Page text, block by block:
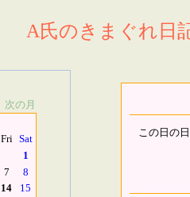
A氏のきまぐれ日
次の月
Fri Sat
1
7
8
14
15
この日の